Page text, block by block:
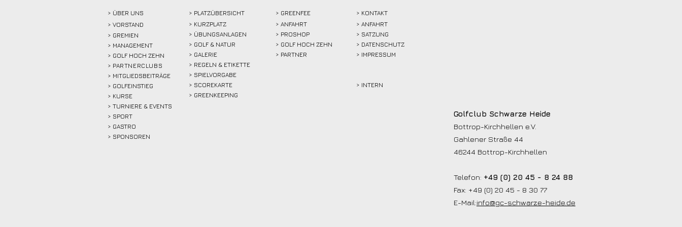
> ÜBER UNS
> VORSTAND
> GREMIEN
> MANAGEMENT
> GOLF HOCH ZEHN
> PARTNERCLUBS
> MITGLIEDSBEITRÄGE
> GOLFEINSTIEG
> KURSE
> TURNIERE & EVENTS
> SPORT
> GASTRO
> SPONSOREN
> PLATZÜBERSICHT
> KURZPLATZ
> ÜBUNGSANLAGEN
> GOLF & NATUR
> GALERIE
> REGELN & ETIKETTE
> SPIELVORGABE
> SCOREKARTE
> GREENKEEPING
> GREENFEE
> ANFAHRT
> PROSHOP
> GOLF HOCH ZEHN
> PARTNER
> KONTAKT
> ANFAHRT
> SATZUNG
> DATENSCHUTZ
> IMPRESSUM
> INTERN
Golfclub Schwarze Heide
Bottrop-Kirchhellen e.V.
Gahlener Straße 44
46244 Bottrop-Kirchhellen
Telefon: +49 (0) 20 45 - 8 24 88
Fax: +49 (0) 20 45 - 8 30 77
E-Mail:info@gc-schwarze-heide.de